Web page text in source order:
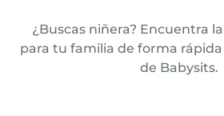
¿Buscas niñera? Encuentra
para tu familia de forma rápida
de Babysits.